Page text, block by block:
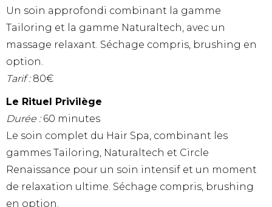
Un soin approfondi combinant la gamme
Tailoring et la gamme Naturaltech, avec un
massage relaxant. Séchage compris, brushing en
option.
Tarif :80€
Le Rituel Privilège
Durée :60 minutes
Le soin complet du Hair Spa, combinant les
gammes Tailoring, Naturaltech et Circle
Renaissance pour un soin intensif et un moment
de relaxation ultime. Séchage compris, brushing
en option.